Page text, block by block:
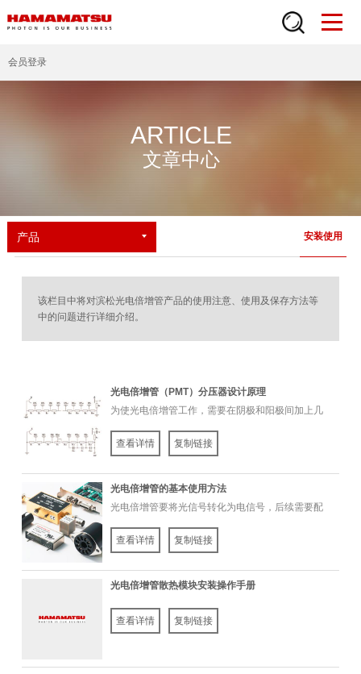
会员登录
ARTICLE
文章中心
产品 安装使用
该栏目中将对滨松光电倍增管产品的使用注意、使用及保存方法等
中的问题进行详细介绍。
光电倍增管（PMT）分压器设计原理
为使光电倍增管工作，需要在阴极和阳极间加上几
查看详情
复制链接
光电倍增管的基本使用方法
光电倍增管要将光信号转化为电信号，后续需要配
查看详情
复制链接
光电倍增管散热模块安装操作手册
查看详情 复制链接